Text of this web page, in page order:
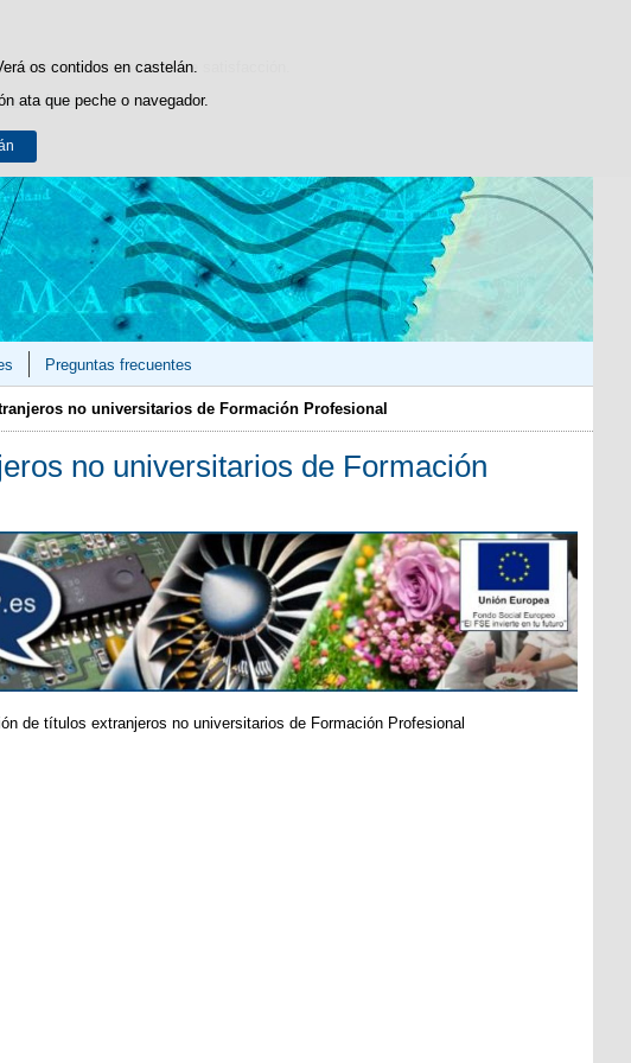
obter estatísticas de uso e satisfacción.
aviso legal.
os contidos en castelán.
ata que peche o navegador.
Preguntas frecuentes
no universitarios de Formación Profesional
no universitarios de Formación
de títulos extranjeros no universitarios de Formación Profesional